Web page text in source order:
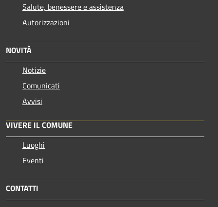
Salute, benessere e assistenza
Autorizzazioni
NOVITÀ
Notizie
Comunicati
Avvisi
VIVERE IL COMUNE
Luoghi
Eventi
CONTATTI